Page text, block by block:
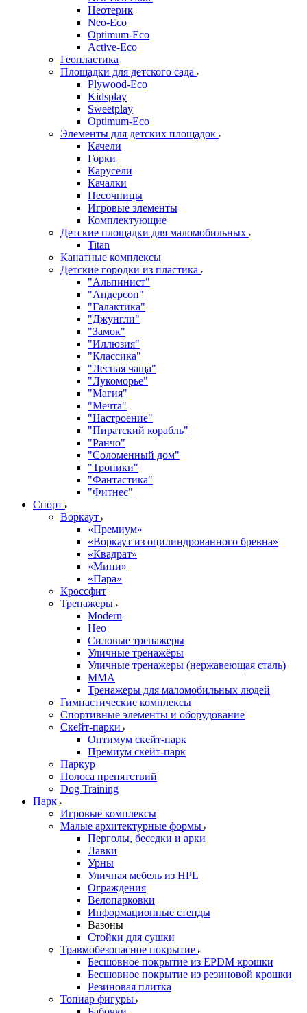
Неотерик
Neo-Eco
Оptimum-Еco
Active-Eco
Геопластика
Площадки для детского сада
Plywood-Eco
Kidsplay
Sweetplay
Оptimum-Еco
Элементы для детских площадок
Качели
Горки
Карусели
Качалки
Песочницы
Игровые элементы
Комплектующие
Детские площадки для маломобильных
Titan
Канатные комплексы
Детские городки из пластика
"Альпинист"
"Андерсон"
"Галактика"
"Джунгли"
"Замок"
"Иллюзия"
"Классика"
"Лесная чаща"
"Лукоморье"
"Магия"
"Мечта"
"Настроение"
"Пиратский корабль"
"Ранчо"
"Соломенный дом"
"Тропики"
"Фантастика"
"Фитнес"
Спорт
Воркаут
«Премиум»
«Воркаут из оцилиндрованного бревна»
«Квадрат»
«Мини»
«Пара»
Кроссфит
Тренажеры
Modern
Нео
Силовые тренажеры
Уличные тренажёры
Уличные тренажеры (нержавеющая сталь)
ММА
Тренажеры для маломобильных людей
Гимнастические комплексы
Спортивные элементы и оборудование
Скейт-парки
Оптимум скейт-парк
Премиум скейт-парк
Паркур
Полоса препятствий
Dog Training
Парк
Игровые комплексы
Малые архитектурные формы
Перголы, беседки и арки
Лавки
Урны
Уличная мебель из HPL
Ограждения
Велопарковки
Информационные стенды
Вазоны
Стойки для сушки
Травмобезопасное покрытие
Бесшовное покрытие из EPDM крошки
Бесшовное покрытие из резиновой крошки
Резиновая плитка
Топиар фигуры